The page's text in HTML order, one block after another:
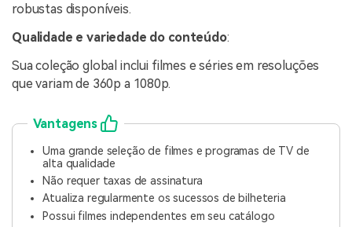
robustas disponíveis.
Qualidade e variedade do conteúdo:
Sua coleção global inclui filmes e séries em resoluções
que variam de 360p a 1080p.
Vantagens
Uma grande seleção de filmes e programas de TV de
alta qualidade
Não requer taxas de assinatura
Atualiza regularmente os sucessos de bilheteria
Possui filmes independentes em seu catálogo